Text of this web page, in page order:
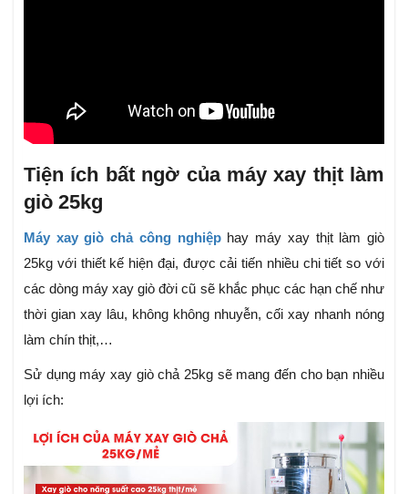
Tiện ích bất ngờ của máy xay thịt làm
giò 25kg
Máy xay giò chả công nghiệphay máy xay thịt làm giò
25kg với thiết kế hiện đại, được cải tiến nhiều chi tiết so với
các dòng máy xay giò đời cũ sẽ khắc phục các hạn chế như
thời gian xay lâu, không không nhuyễn, cối xay nhanh nóng
làm chín thịt,…
Sử dụng máy xay giò chả 25kg sẽ mang đến cho bạn nhiều
lợi ích: